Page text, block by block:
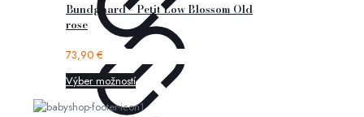
Bundgaard – Petit Low Blossom Old
rose
73,90 €
Výber možností